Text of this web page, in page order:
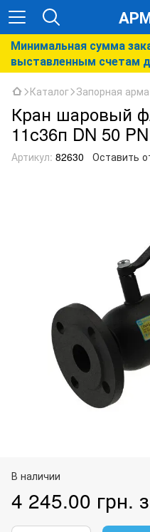
Минимальная сумма
выставленным счетам
Каталог Запорная
Кран шаровый
11с36п DN 50
Артикул: 82630 Оставить
В наличии
4 245.00 грн.